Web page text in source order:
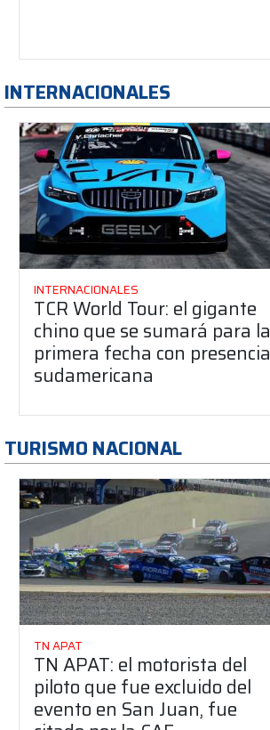
INTERNACIONALES
INTERNACIONALES
TCR World Tour: el gigante
chino que se sumará para la
primera fecha con presencia
sudamericana
TURISMO NACIONAL
TN APAT
TN APAT: el motorista del
piloto que fue excluido del
evento en San Juan, fue